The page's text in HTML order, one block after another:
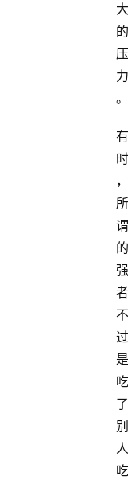
大
的
压
力
。
有
时
，
所
谓
的
强
者
不
过
是
吃
了
别
人
吃